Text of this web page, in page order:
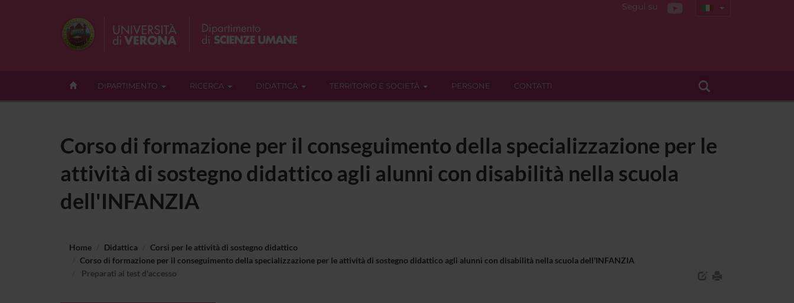
Segui su
DIPARTIMENTO RICERCA DIDATTICA TERRITORIO E SOCIETÀ PERSONE CONTATTI
Corso di formazione per il conseguimento della specializzazione per le
attività di sostegno didattico agli alunni con disabilità nella scuola
dell'INFANZIA
Home Didattica
Corsi per le attività di sostegno didattico
Corso di formazione per il conseguimento della specializzazione per le attività di sostegno didattico agli alunni con disabilità nella scuola dell'INFANZIA
Preparati ai test d'accesso